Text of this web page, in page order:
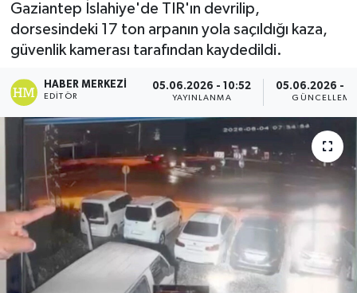
Gaziantep İslahiye'de TIR'ın devrilip,
dorsesindeki 17 ton arpanın yola saçıldığı kaza,
güvenlik kamerası tarafından kaydedildi.
HABER MERKEZI
EDITÖR
05.06.2026 - 10:52
YAYINLANMA
05.06.2026 -
GÜNCELLEME
Tüm Manşetler
Son Dakika Haberleri
Haber Arşivi